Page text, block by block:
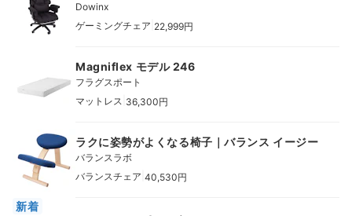
Dowinx
ゲーミングチェア 22,999円
Magniflex モデル 246
フラグスポート
マットレス 36,300円
ラクに姿勢がよくなる椅子｜バランス イージー
バランスラボ
バランスチェア 40,530円
新着